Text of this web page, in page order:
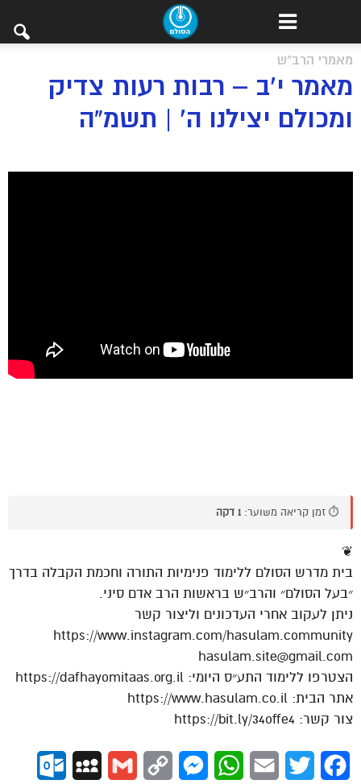
מאמרי הרב"ש
מאמר י’ב – רבות רעות צדיק
ומכולם יצילנו ה’ | תשמ”ה
⏱️ זמן קריאה משוער: 1 דקה
❦
בית מדרש הסולם ללימוד פנימיות התורה וחכמת הקבלה בדרך
״בעל הסולם״ והרב״ש בראשות הרב אדם סיני.
ניתן לעקוב אחרי העדכונים וליצור קשר
https://www.instagram.com/hasulam.community
hasulam.site@gmail.com
הצטרפו ללימוד התע״ס היומי: https://dafhayomitaas.org.il
אתר הבית: https://www.hasulam.co.il
צור קשר: https://bit.ly/34offe4
Facebook
Twitter
Email
WhatsApp
Messenger
Copy
Gmail
MySpace